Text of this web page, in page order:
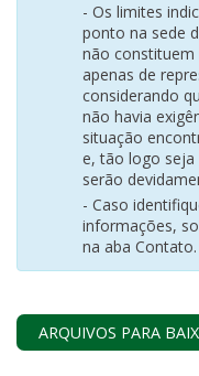
- Os limites
ponto na sede
não
apenas de
considerando
não havia
situação
e, tão logo seja
serão
- Caso
informações,
na aba Contato.
ARQUIVOS PARA